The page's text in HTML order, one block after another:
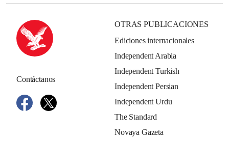
Contáctanos
OTRAS PUBLICACIONES
Ediciones internacionales
Independent Arabia
Independent Turkish
Independent Persian
Independent Urdu
The Standard
Novaya Gazeta